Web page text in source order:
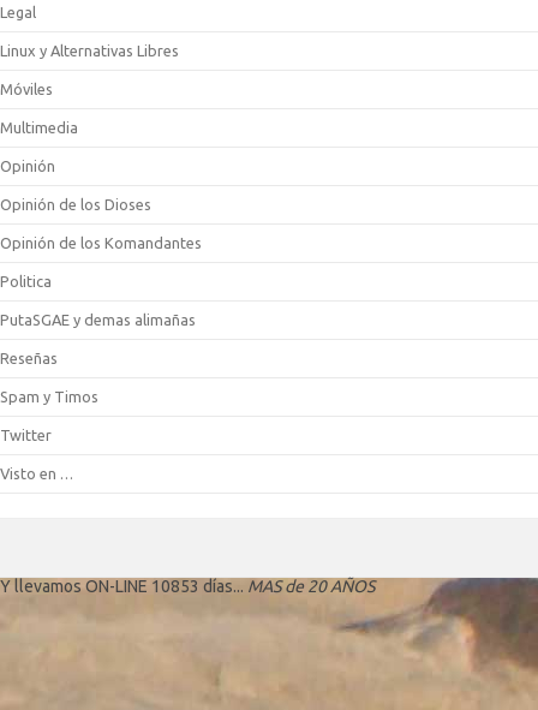
Legal
Linux y Alternativas Libres
Móviles
Multimedia
Opinión
Opinión de los Dioses
Opinión de los Komandantes
Politica
PutaSGAE y demas alimañas
Reseñas
Spam y Timos
Twitter
Visto en …
Y llevamos ON-LINE 10853 días... MAS de 20 AÑOS